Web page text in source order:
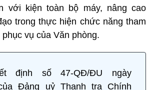
với kiện toàn bộ máy, nâng cao
trong thực hiện chức năng tham
vụ của Văn phòng.
định số 47-QĐ/ĐU ngày
Đảng uỷ Thanh tra Chính